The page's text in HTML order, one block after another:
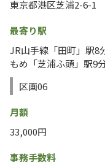
東京都港区芝浦2-6-1
最寄り駅
JR山手線「田町」駅8
もめ「芝浦ふ頭」駅9
区画06
月額
33,000円
事務手数料